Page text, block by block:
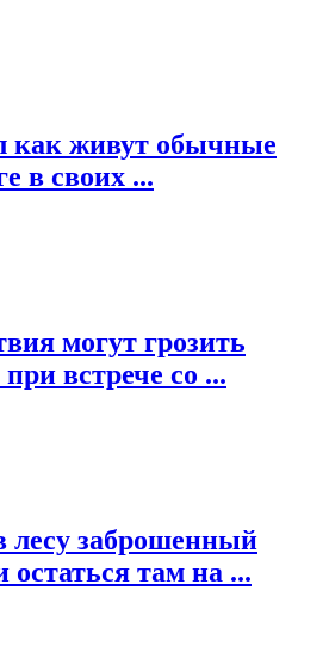
как живут обычные
в своих ...
могут грозить
встрече со ...
заброшенный
там на ...